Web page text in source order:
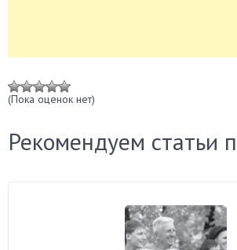
(Пока оценок нет)
Рекомендуем статьи